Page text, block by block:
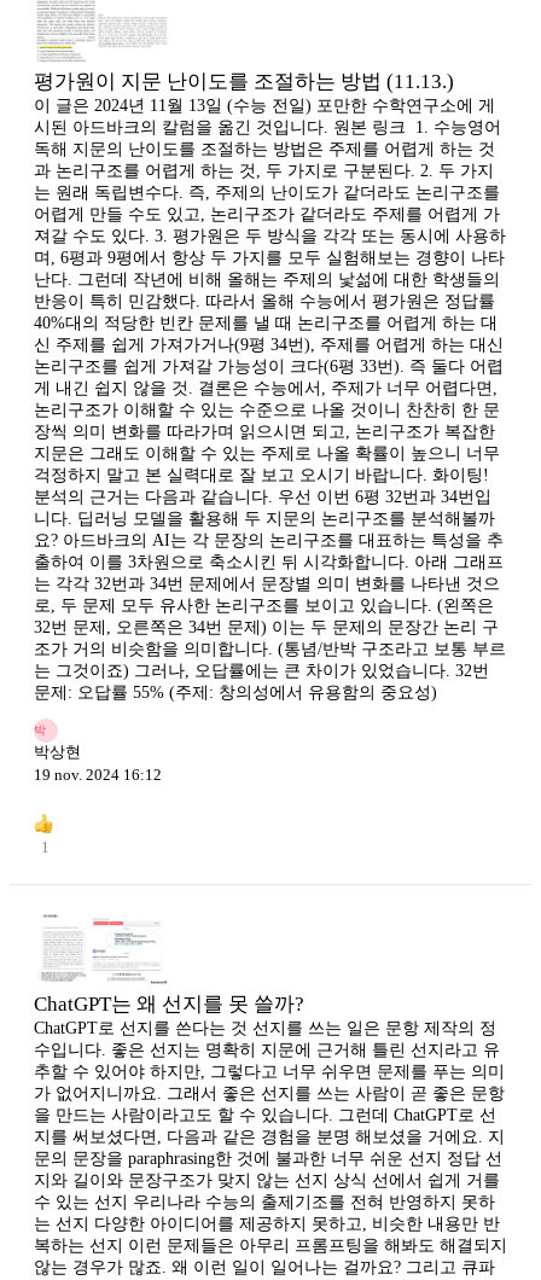
평가원이 지문 난이도를 조절하는 방법 (11.13.)
이 글은 2024년 11월 13일 (수능 전일) 포만한 수학연구소에 게
시된 아드바크의 칼럼을 옮긴 것입니다. 원본 링크 ​ 1. 수능영어
독해 지문의 난이도를 조절하는 방법은 주제를 어렵게 하는 것
과 논리구조를 어렵게 하는 것, 두 가지로 구분된다. 2. 두 가지
는 원래 독립변수다. 즉, 주제의 난이도가 같더라도 논리구조를
어렵게 만들 수도 있고, 논리구조가 같더라도 주제를 어렵게 가
져갈 수도 있다. 3. 평가원은 두 방식을 각각 또는 동시에 사용하
며, 6평과 9평에서 항상 두 가지를 모두 실험해보는 경향이 나타
난다. 그런데 작년에 비해 올해는 주제의 낯섦에 대한 학생들의
반응이 특히 민감했다. 따라서 올해 수능에서 평가원은 정답률
40%대의 적당한 빈칸 문제를 낼 때 논리구조를 어렵게 하는 대
신 주제를 쉽게 가져가거나(9평 34번), 주제를 어렵게 하는 대신
논리구조를 쉽게 가져갈 가능성이 크다(6평 33번). 즉 둘다 어렵
게 내긴 쉽지 않을 것. 결론은 수능에서, 주제가 너무 어렵다면,
논리구조가 이해할 수 있는 수준으로 나올 것이니 찬찬히 한 문
장씩 의미 변화를 따라가며 읽으시면 되고, 논리구조가 복잡한
지문은 그래도 이해할 수 있는 주제로 나올 확률이 높으니 너무
걱정하지 말고 본 실력대로 잘 보고 오시기 바랍니다. 화이팅!
분석의 근거는 다음과 같습니다. 우선 이번 6평 32번과 34번입
니다. 딥러닝 모델을 활용해 두 지문의 논리구조를 분석해볼까
요? 아드바크의 AI는 각 문장의 논리구조를 대표하는 특성을 추
출하여 이를 3차원으로 축소시킨 뒤 시각화합니다. 아래 그래프
는 각각 32번과 34번 문제에서 문장별 의미 변화를 나타낸 것으
로, 두 문제 모두 유사한 논리구조를 보이고 있습니다. (왼쪽은
32번 문제, 오른쪽은 34번 문제) 이는 두 문제의 문장간 논리 구
조가 거의 비슷함을 의미합니다. (통념/반박 구조라고 보통 부르
는 그것이죠) 그러나, 오답률에는 큰 차이가 있었습니다. 32번
문제: 오답률 55% (주제: 창의성에서 유용함의 중요성)
박
박상현
19 nov. 2024 16:12
1
ChatGPT는 왜 선지를 못 쓸까?
ChatGPT로 선지를 쓴다는 것 선지를 쓰는 일은 문항 제작의 정
수입니다. 좋은 선지는 명확히 지문에 근거해 틀린 선지라고 유
추할 수 있어야 하지만, 그렇다고 너무 쉬우면 문제를 푸는 의미
가 없어지니까요. 그래서 좋은 선지를 쓰는 사람이 곧 좋은 문항
을 만드는 사람이라고도 할 수 있습니다. 그런데 ChatGPT로 선
지를 써보셨다면, 다음과 같은 경험을 분명 해보셨을 거에요. 지
문의 문장을 paraphrasing한 것에 불과한 너무 쉬운 선지 정답 선
지와 길이와 문장구조가 맞지 않는 선지 상식 선에서 쉽게 거를
수 있는 선지 우리나라 수능의 출제기조를 전혀 반영하지 못하
는 선지 다양한 아이디어를 제공하지 못하고, 비슷한 내용만 반
복하는 선지 이런 문제들은 아무리 프롬프팅을 해봐도 해결되지
않는 경우가 많죠. 왜 이런 일이 일어나는 걸까요? 그리고 큐파